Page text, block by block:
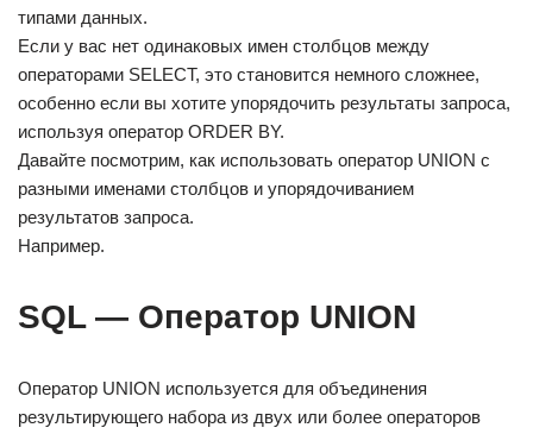
типами данных.
Если у вас нет одинаковых имен столбцов между
операторами SELECT, это становится немного сложнее,
особенно если вы хотите упорядочить результаты запроса,
используя оператор ORDER BY.
Давайте посмотрим, как использовать оператор UNION с
разными именами столбцов и упорядочиванием
результатов запроса.
Например.
SQL — Оператор UNION
Оператор UNION используется для объединения
результирующего набора из двух или более операторов